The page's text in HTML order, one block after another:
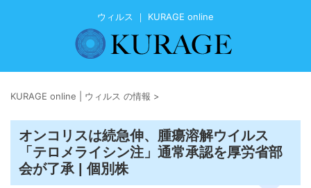
ウィルス ｜ KURAGE online
KURAGE online | ウィルス の情報 >
オンコリスは続急伸、腫瘍溶解ウイルス
「テロメライシン注」通常承認を厚労省部
会が了承 | 個別株